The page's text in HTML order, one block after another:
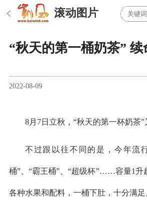
滚动图片
“秋天的第一桶奶茶”
2022-08-09
8月7日立秋，“秋天的第一杯奶茶”
不过跟以往不同的是，今年流
桶”、“霸王桶”、“超级杯”……容量1升
各种水果和配料，一桶下肚，十分满足